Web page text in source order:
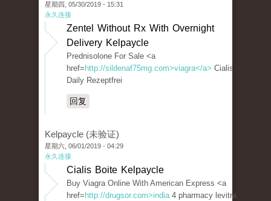
星期四, 05/30/2019 - 15:31
永久连接
Zentel Without Rx With Overnight
Delivery Kelpaycle
Prednisolone For Sale <a
href= http://sildenaf75mg.com>viagra</a> Cialis
Daily Rezeptfrei
回复
Kelpaycle (未验证)
星期六, 06/01/2019 - 04:29
永久连接
Cialis Boite Kelpaycle
Buy Viagra Online With American Express <a
href= http://drugsor.com>india4 pharmacy levitra